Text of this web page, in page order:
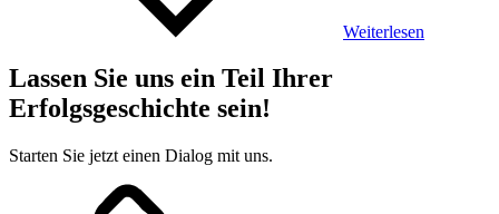
Weiterlesen
Lassen Sie uns ein Teil Ihrer
Erfolgsgeschichte sein!
Starten Sie jetzt einen Dialog mit uns.